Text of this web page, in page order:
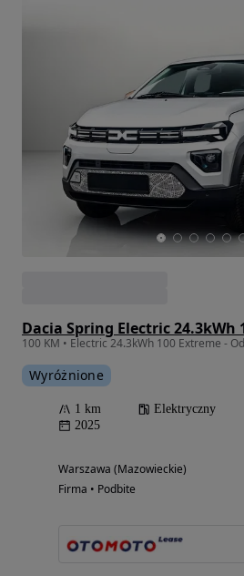
Dacia Spring Electric 24.3kWh
100 KM • Electric 24.3kWh 100 Extreme -
Wyróżnione
1 km Elektryczny
2025
Warszawa (Mazowieckie)
Firma • Podbite